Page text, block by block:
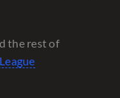
the rest of